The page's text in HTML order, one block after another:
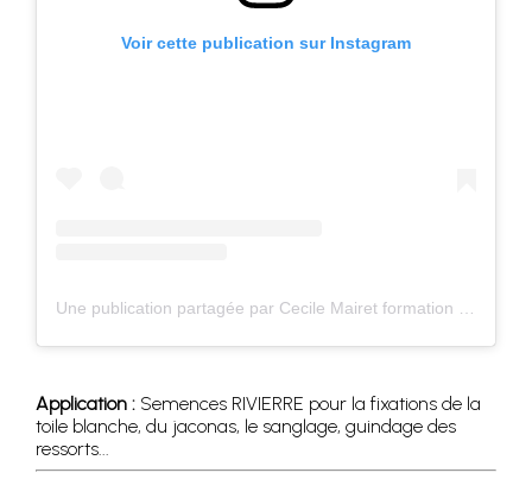
Voir cette publication sur Instagram
Application : Semences RIVIERRE pour la fixations de la
toile blanche, du jaconas, le sanglage, guindage des
ressorts...